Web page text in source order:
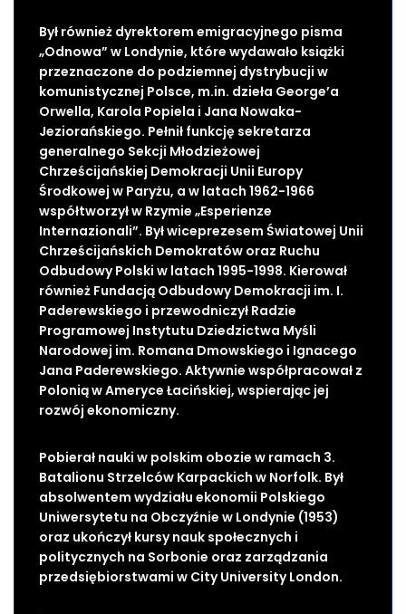
Był również dyrektorem emigracyjnego pisma
„Odnowa” w Londynie, które wydawało książki
przeznaczone do podziemnej dystrybucji w
komunistycznej Polsce, m.in. dzieła George’a
Orwella, Karola Popiela i Jana Nowaka-
Jeziorańskiego. Pełnił funkcję sekretarza
generalnego Sekcji Młodzieżowej
Chrześcijańskiej Demokracji Unii Europy
Środkowej w Paryżu, a w latach 1962-1966
współtworzył w Rzymie „Esperienze
Internazionali”. Był wiceprezesem Światowej Unii
Chrześcijańskich Demokratów oraz Ruchu
Odbudowy Polski w latach 1995-1998. Kierował
również Fundacją Odbudowy Demokracji im. I.
Paderewskiego i przewodniczył Radzie
Programowej Instytutu Dziedzictwa Myśli
Narodowej im. Romana Dmowskiego i Ignacego
Jana Paderewskiego. Aktywnie współpracował z
Polonią w Ameryce Łacińskiej, wspierając jej
rozwój ekonomiczny.
Pobierał nauki w polskim obozie w ramach 3.
Batalionu Strzelców Karpackich w Norfolk. Był
absolwentem wydziału ekonomii Polskiego
Uniwersytetu na Obczyźnie w Londynie (1953)
oraz ukończył kursy nauk społecznych i
politycznych na Sorbonie oraz zarządzania
przedsiębiorstwami w City University London.